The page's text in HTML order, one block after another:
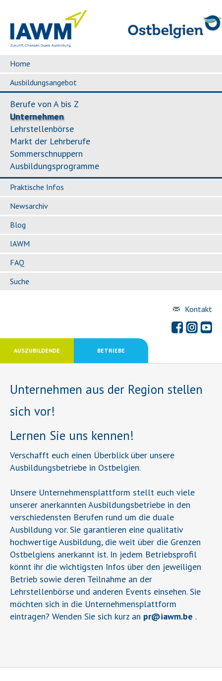
Home
Ausbildungsangebot
Berufe von A bis Z
Unternehmen
Lehrstellenbörse
Markt der Lehrberufe
Sommerschnuppern
Ausbildungsprogramme
Praktische Infos
Newsarchiv
Blog
IAWM
FAQ
Suche
Kontakt
AUSZUBILDENDE BETRIEBE
Unternehmen aus der Region stellen
sich vor!
Lernen Sie uns kennen!
Verschafft euch einen Überblick über unsere
Ausbildungsbetriebe in Ostbelgien.
Unsere Unternehmensplattform stellt euch viele
unserer anerkannten Ausbildungsbetriebe in den
verschiedensten Berufen rund um die duale
Ausbildung vor. Sie garantieren eine qualitativ
hochwertige Ausbildung, die weit über die Grenzen
Ostbelgiens anerkannt ist. In jedem Betriebsprofil
könnt ihr die wichtigsten Infos über den jeweiligen
Betrieb sowie deren Teilnahme an der
Lehrstellenbörse und anderen Events einsehen. Sie
möchten sich in die Unternehmensplattform
eintragen? Wenden Sie sich kurz an pr@iawm.be .